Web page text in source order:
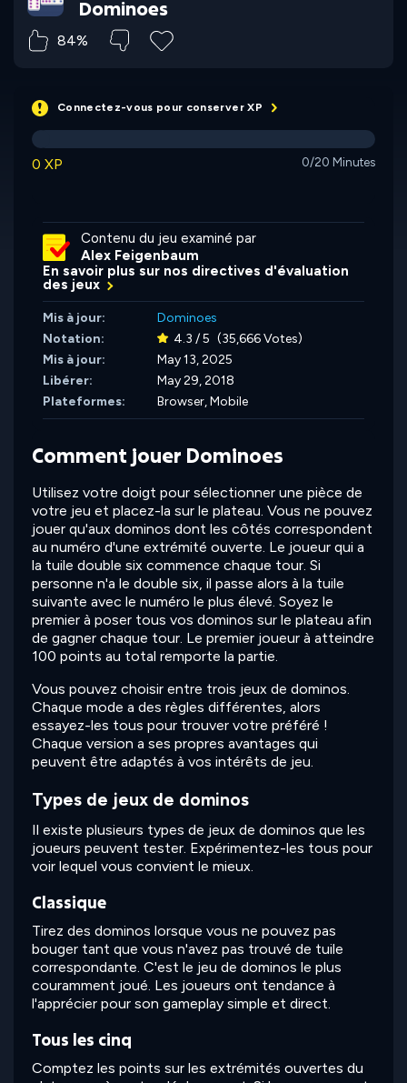
Dominoes
84%
Connectez-vous pour conserver XP
0 XP 0/20 Minutes
Contenu du jeu examiné par
Alex Feigenbaum
En savoir plus sur nos directives d'évaluation
des jeux
Mis à jour:
Dominoes
Notation:
4.3 / 5 (35,666 Votes)
Mis à jour:
May 13, 2025
Libérer:
May 29, 2018
Plateformes:
Browser, Mobile
Comment jouer Dominoes
Utilisez votre doigt pour sélectionner une pièce de
votre jeu et placez-la sur le plateau. Vous ne pouvez
jouer qu'aux dominos dont les côtés correspondent
au numéro d'une extrémité ouverte. Le joueur qui a
la tuile double six commence chaque tour. Si
personne n'a le double six, il passe alors à la tuile
suivante avec le numéro le plus élevé. Soyez le
premier à poser tous vos dominos sur le plateau afin
de gagner chaque tour. Le premier joueur à atteindre
100 points au total remporte la partie.
Vous pouvez choisir entre trois jeux de dominos.
Chaque mode a des règles différentes, alors
essayez-les tous pour trouver votre préféré !
Chaque version a ses propres avantages qui
peuvent être adaptés à vos intérêts de jeu.
Types de jeux de dominos
Il existe plusieurs types de jeux de dominos que les
joueurs peuvent tester. Expérimentez-les tous pour
voir lequel vous convient le mieux.
Classique
Tirez des dominos lorsque vous ne pouvez pas
bouger tant que vous n'avez pas trouvé de tuile
correspondante. C'est le jeu de dominos le plus
couramment joué. Les joueurs ont tendance à
l'apprécier pour son gameplay simple et direct.
Tous les cinq
Comptez les points sur les extrémités ouvertes du